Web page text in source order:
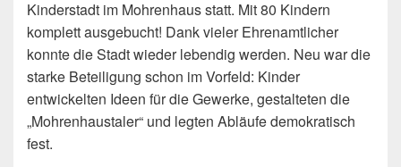
Kinderstadt im Mohrenhaus statt. Mit 80 Kindern
komplett ausgebucht! Dank vieler Ehrenamtlicher
konnte die Stadt wieder lebendig werden. Neu war die
starke Beteiligung schon im Vorfeld: Kinder
entwickelten Ideen für die Gewerke, gestalteten die
„Mohrenhaustaler“ und legten Abläufe demokratisch
fest.